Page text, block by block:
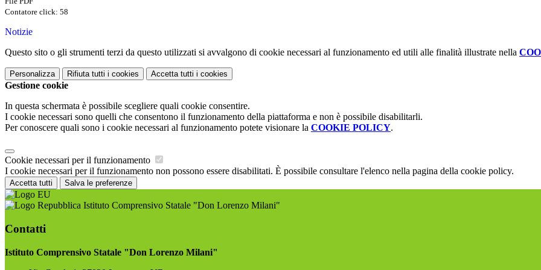
Contatore click: 58
Notizie
Questo sito o gli strumenti terzi da questo utilizzati si avvalgono di cookie necessari al funzionamento ed utili alle finalità illustrate nella
Personalizza Rifiuta tutti i cookies Accetta tutti i cookies
Gestione cookie
In questa schermata è possibile scegliere quali cookie consentire.
I cookie necessari sono quelli che consentono il funzionamento della piattaforma e non è possibile disabilitarli.
Per conoscere quali sono i cookie necessari al funzionamento potete visionare la COOKIE POLICY.
Cookie necessari per il funzionamento
I cookie necessari per il funzionamento non possono essere disabilitati. È possibile consultare l'elenco nella pagina della cookie policy.
Accetta tutti Salva le preferenze
Istituto Comprensivo Statale "Don Lorenzo Milani"
Contatti
Istituto Comprensivo Statale "Don Lorenzo Milani"